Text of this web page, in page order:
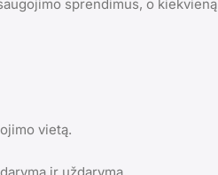
sprendimus, o kiekvieną
vietą.